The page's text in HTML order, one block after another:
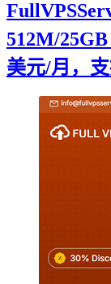
512M/
美元/月，